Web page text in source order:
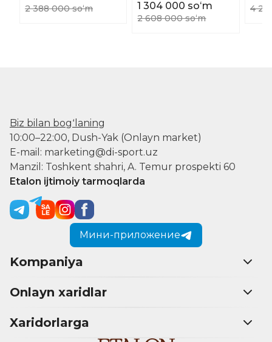
2 388 000 soʻm 1 304 000 soʻm
2 608 000 soʻm
4
Biz bilan bogʻlaning
10:00–22:00, Dush-Yak (Onlayn market)
E-mail: marketing@di-sport.uz
Manzil: Toshkent shahri, A. Temur prospekti 60
Etalon ijtimoiy tarmoqlarda
Мини-приложение
Kompaniya
Onlayn xaridlar
Xaridorlarga